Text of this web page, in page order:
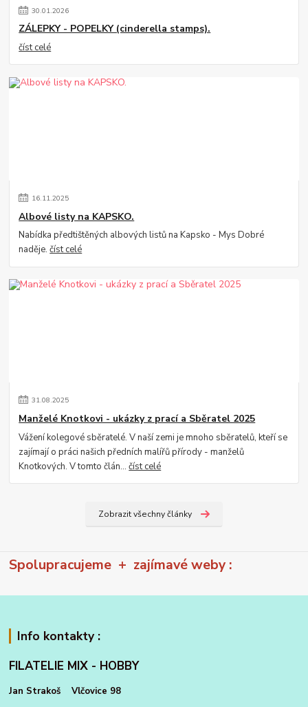
30.01.2026
ZÁLEPKY - POPELKY (cinderella stamps).
číst celé
16.11.2025
Albové listy na KAPSKO.
Nabídka předtištěných albových listů na Kapsko - Mys Dobré
naděje.číst celé
31.08.2025
Manželé Knotkovi - ukázky z prací a Sběratel 2025
Vážení kolegové sběratelé. V naší zemi je mnoho sběratelů, kteří se
zajímají o práci našich předních malířů přírody - manželů
Knotkových. V tomto člán...číst celé
Zobrazit všechny články
Spolupracujeme + zajímavé weby :
Info kontakty :
FILATELIE MIX - HOBBY
Jan Strakoš Vlčovice 98